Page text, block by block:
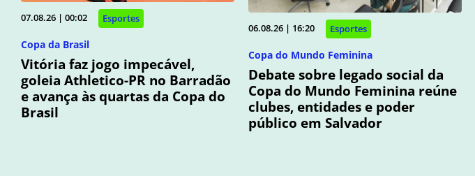
07.08.26 | 00:02 Esportes
Copa da Brasil
Vitória faz jogo impecável,
goleia Athletico-PR no Barradão
e avança às quartas da Copa do
Brasil
06.08.26 | 16:20 Esportes
Copa do Mundo Feminina
Debate sobre legado social da
Copa do Mundo Feminina reúne
clubes, entidades e poder
público em Salvador